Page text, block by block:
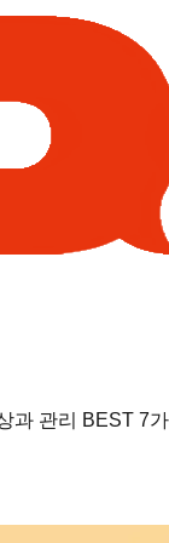
과 관리 BEST 7